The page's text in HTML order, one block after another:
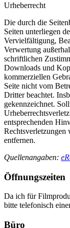
Urheberrecht
Die durch die
Seiten unterliegen
Vervielfältigung,
Verwertung
schriftlichen
Downloads und
kommerziellen
Seite nicht vom
Dritter beachtet.
gekennzeichnet.
entsprechenden
Rechtsverletzungen
entfernen.
Quellenangaben:
Öffnungszeiten
Da ich für
bitte telefonisch
Büro